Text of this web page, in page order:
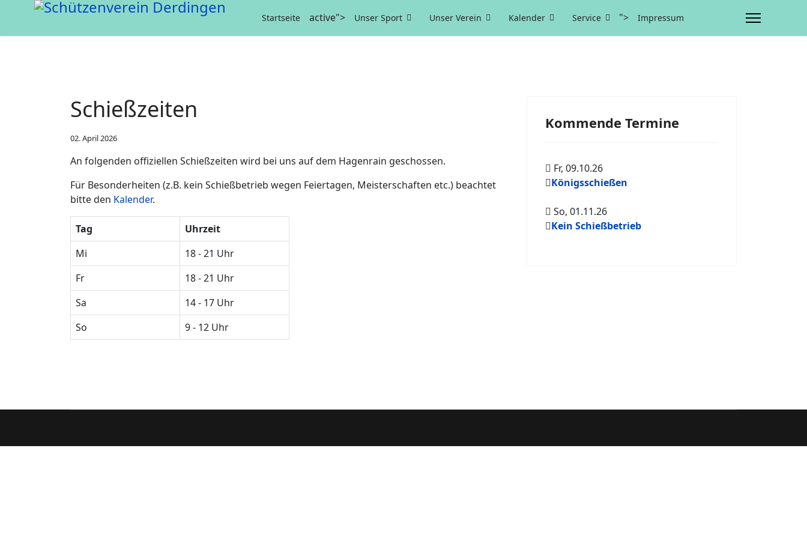
Startseite active"> Unser Sport Unser Verein Kalender Service "> Impressum
Schießzeiten
02. April 2026
An folgenden offiziellen Schießzeiten wird bei uns auf dem Hagenrain geschossen.
Für Besonderheiten (z.B. kein Schießbetrieb wegen Feiertagen, Meisterschaften etc.) beachtet
bitte den Kalender.
Tag
Uhrzeit
Mi
18 - 21 Uhr
Fr
18 - 21 Uhr
Sa
14 - 17 Uhr
So
9 - 12 Uhr
Kommende Termine
Fr, 09.10.26
Königsschießen
So, 01.11.26
Kein Schießbetrieb